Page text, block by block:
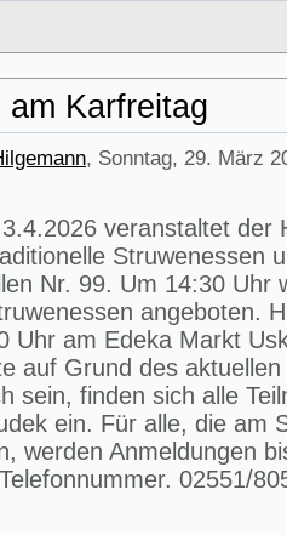
Karfreitag
, Sonntag, 29. März
veranstaltet der
Struwenessen
Nr. 99. Um 14:30 Uhr
angeboten.
Uhr am Edeka Markt
auf Grund des
sein, finden sich alle
ein. Für alle, die am
werden Anmeldungen
02551/